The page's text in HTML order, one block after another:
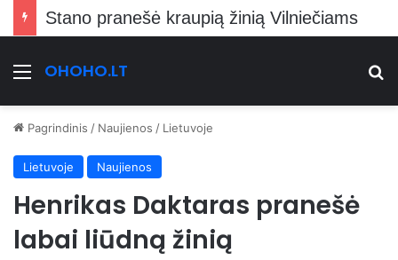
Stano pranešė kraupią žinią Vilniečiams
Meniu
OHOHO.LT
Pagrindinis / Naujienos / Lietuvoje
Lietuvoje Naujienos
Henrikas Daktaras pranešė
labai liūdną žinią